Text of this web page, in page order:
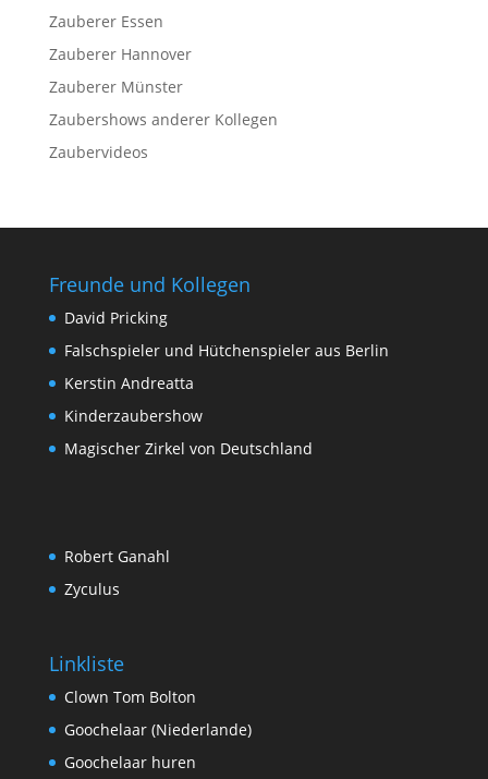
Zauberer Essen
Zauberer Hannover
Zauberer Münster
Zaubershows anderer Kollegen
Zaubervideos
Freunde und Kollegen
David Pricking
Falschspieler und Hütchenspieler aus Berlin
Kerstin Andreatta
Kinderzaubershow
Magischer Zirkel von Deutschland
Robert Ganahl
Zyculus
Linkliste
Clown Tom Bolton
Goochelaar (Niederlande)
Goochelaar huren